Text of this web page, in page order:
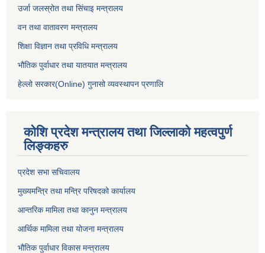
उर्जा जलस्रोत तथा सिंचाइ मन्‍त्रालय
वन तथा वातावरण मन्त्रालय
शिक्षा विज्ञान तथा प्रविधि मन्त्रालय
भौतिक पुर्वाधार तथा यातयात मन्त्रालय
हेल्लो सरकार(Online) गुनासो व्यवस्थापन प्रणालि
कोशि प्रदेश मन्त्रालय तथा जिल्लाको महत्वपुर्ण
लिङ्कहरु
प्रदेश सभा सचिवालय
मुख्यमन्त्रि तथा मन्त्रि परिषदको कार्यालय
आन्तरिक मामिला तथा कानुन मन्त्रालय
आर्थिक मामिला तथा योजना मन्त्रालय
भौतिक पुर्वाधार विकास मन्त्रालय